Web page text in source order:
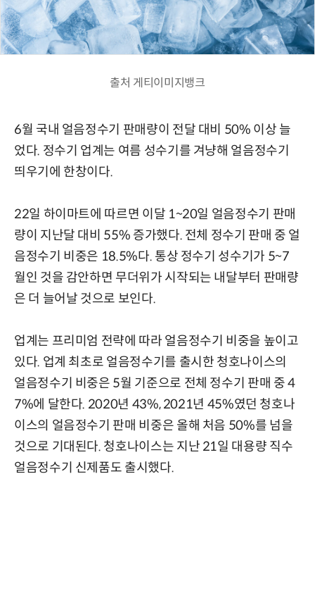
출처 게티이미지뱅크
6월 국내 얼음정수기 판매량이 전달 대비 50% 이상 늘
었다. 정수기 업계는 여름 성수기를 겨냥해 얼음정수기
띄우기에 한창이다.
22일 하이마트에 따르면 이달 1~20일 얼음정수기 판매
량이 지난달 대비 55% 증가했다. 전체 정수기 판매 중 얼
음정수기 비중은 18.5%다. 통상 정수기 성수기가 5~7
월인 것을 감안하면 무더위가 시작되는 내달부터 판매량
은 더 늘어날 것으로 보인다.
업계는 프리미엄 전략에 따라 얼음정수기 비중을 높이고
있다. 업계 최초로 얼음정수기를 출시한 청호나이스의
얼음정수기 비중은 5월 기준으로 전체 정수기 판매 중 4
7%에 달한다. 2020년 43%, 2021년 45%였던 청호나
이스의 얼음정수기 판매 비중은 올해 처음 50%를 넘을
것으로 기대된다. 청호나이스는 지난 21일 대용량 직수
얼음정수기 신제품도 출시했다.